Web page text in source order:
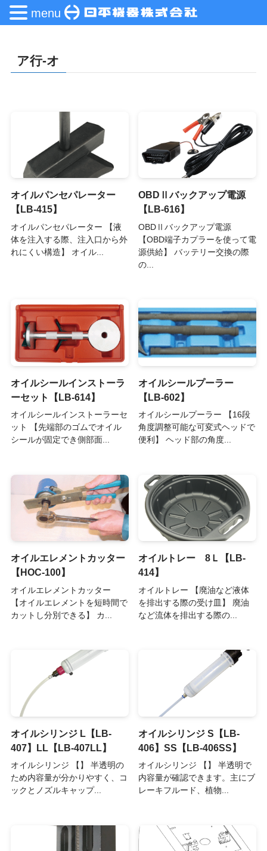
ア行-オ
オイルパンセパレーター
【LB-415】
オイルパンセパレーター 【液
体を注入する際、注入口から外
れにくい構造】 オイル...
OBDⅡバックアップ電源
【LB-616】
OBDⅡバックアップ電源
【OBD端子カプラーを使って電
源供給】 バッテリー交換の際
の...
オイルシールインストーラ
ーセット【LB-614】
オイルシールインストーラーセ
ット 【先端部のゴムでオイル
シールが固定でき側部面...
オイルシールプーラー
【LB-602】
オイルシールプーラー 【16段
角度調整可能な可変式ヘッドで
便利】 ヘッド部の角度...
オイルエレメントカッター
【HOC-100】
オイルエレメントカッター
【オイルエレメントを短時間で
カットし分別できる】 カ...
オイルトレー 8Ｌ【LB-
414】
オイルトレー 【廃油など液体
を排出する際の受け皿】 廃油
など流体を排出する際の...
オイルシリンジ L【LB-
407】LL【LB-407LL】
オイルシリンジ 【】 半透明の
ため内容量が分かりやすく、コ
ックとノズルキャップ...
オイルシリンジ S【LB-
406】SS【LB-406SS】
オイルシリンジ 【】 半透明で
内容量が確認できます。主にブ
レーキフルード、植物...
menu